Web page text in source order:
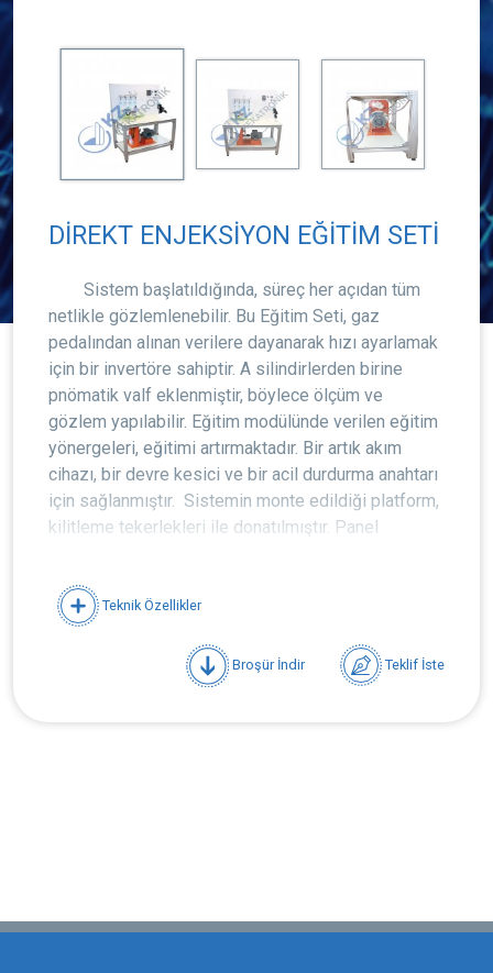
DİREKT ENJEKSİYON EĞİTİM SETİ
Sistem başlatıldığında, süreç her açıdan tüm
netlikle gözlemlenebilir. Bu Eğitim Seti, gaz
pedalından alınan verilere dayanarak hızı ayarlamak
için bir invertöre sahiptir. A silindirlerden birine
pnömatik valf eklenmiştir, böylece ölçüm ve
gözlem yapılabilir. Eğitim modülünde verilen eğitim
yönergeleri, eğitimi artırmaktadır. Bir artık akım
cihazı, bir devre kesici ve bir acil durdurma anahtarı
için sağlanmıştır. Sistemin monte edildiği platform,
kilitleme tekerlekleri ile donatılmıştır. Panel
metallerden yapılmıştır.
Teknik Özellikler
Broşür İndir Teklif İste